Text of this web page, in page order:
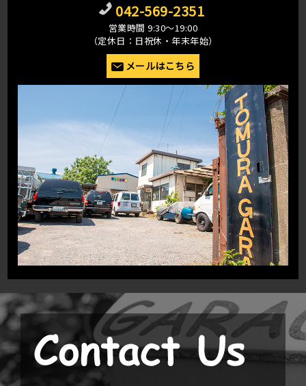
042-569-2351
営業時間 9:30〜19:00
（定休日：日祝休・年末年始）
メールはこちら